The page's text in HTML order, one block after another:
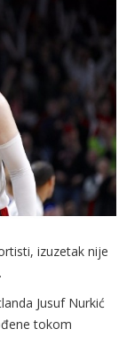
izuzetak nije
Jusuf Nurkić
tokom